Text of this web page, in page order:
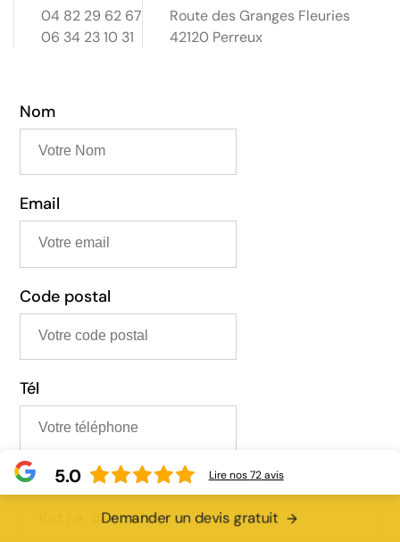
04 82 29 62 67
06 34 23 10 31
Route des Granges Fleuries
42120 Perreux
Nom
Email
Code postal
Tél
Message
Demander un devis gratuit
5.0 Lire nos72avis